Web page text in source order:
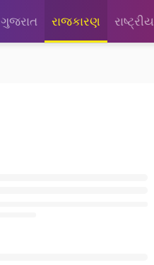
ગુજરાત રાજકારણ રાષ્ટ્રીય